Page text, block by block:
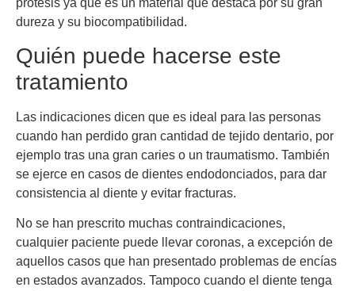
dureza y su biocompatibilidad.
Quién puede hacerse este
tratamiento
Las indicaciones dicen que es ideal para las personas
cuando han perdido gran cantidad de tejido dentario, por
ejemplo tras una gran caries o un traumatismo. También
se ejerce en casos de dientes endodonciados, para dar
consistencia al diente y evitar fracturas.
No se han prescrito muchas contraindicaciones,
cualquier paciente puede llevar coronas, a excepción de
aquellos casos que han presentado problemas de encías
en estados avanzados. Tampoco cuando el diente tenga